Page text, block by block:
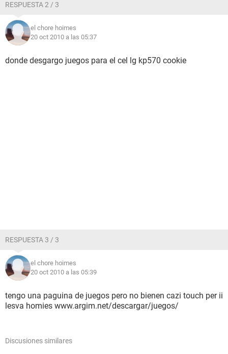
RESPUESTA 2 / 3
el chore hoimes
20 oct 2010 a las 05:37
donde desgargo juegos para el cel lg kp570 cookie
RESPUESTA 3 / 3
el chore hoimes
20 oct 2010 a las 05:39
tengo una paguina de juegos pero no bienen cazi touch per ii
lesva homies www.argim.net/descargar/juegos/
Discusiones similares